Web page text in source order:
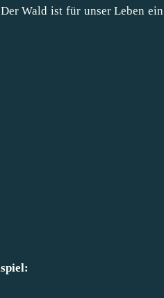
Wald ist für unser Leben ein